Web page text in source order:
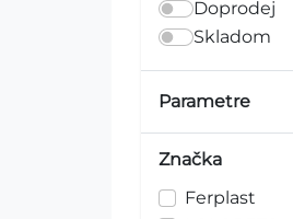
Doprodej
Skladom
Parametre
Značka
Ferplast